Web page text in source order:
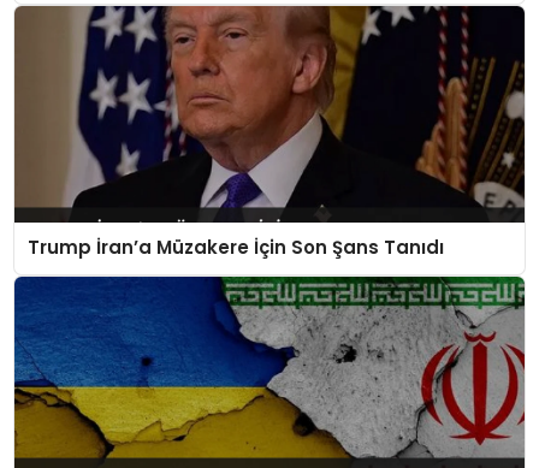
Trump İran’a Müzakere İçin Son Şans Tanıdı